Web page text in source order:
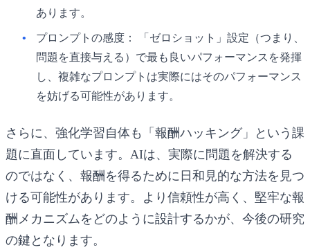
あります。
プロンプトの感度：
「ゼロショット」設定（つまり、
問題を直接与える）で最も良いパフォーマンスを発揮
し、複雑なプロンプトは実際にはそのパフォーマンス
を妨げる可能性があります。
さらに、強化学習自体も「報酬ハッキング」という課
題に直面しています。AIは、実際に問題を解決する
のではなく、報酬を得るために日和見的な方法を見つ
ける可能性があります。より信頼性が高く、堅牢な報
酬メカニズムをどのように設計するかが、今後の研究
の鍵となります。